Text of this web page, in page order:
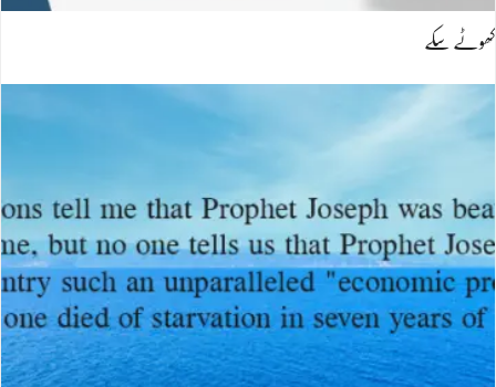
کھوٹے سکے